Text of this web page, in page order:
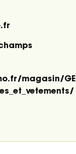
magasin/GE